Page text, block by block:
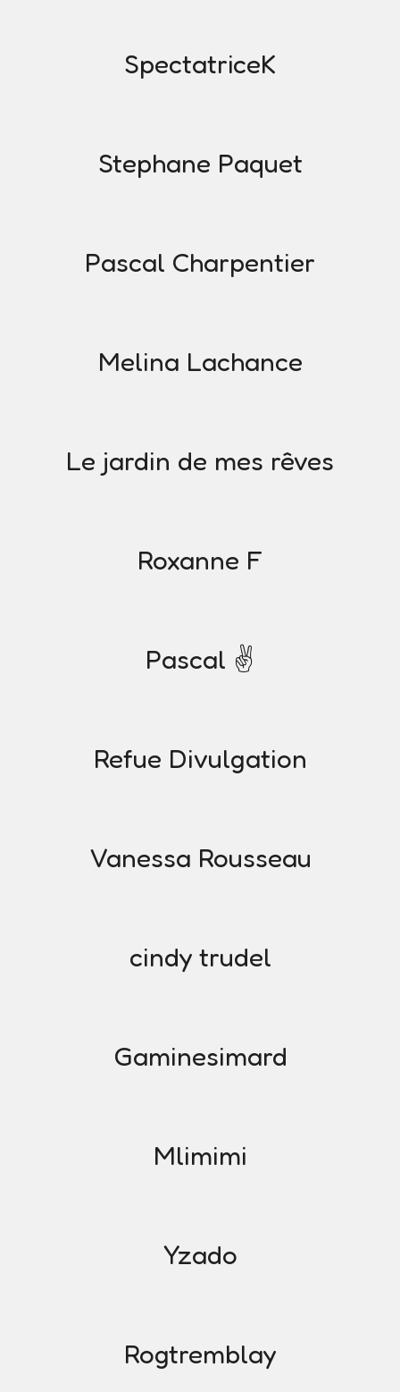
SpectatriceK
Stephane Paquet
Pascal Charpentier
Melina Lachance
Le jardin de mes rêves
Roxanne F
Pascal ✌️
Refue Divulgation
Vanessa Rousseau
cindy trudel
Gaminesimard
Mlimimi
Yzado
Rogtremblay